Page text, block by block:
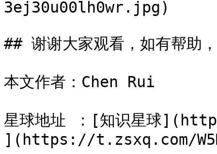
3ej30u00lh0wr.jpg)
## 谢谢大家观看，如有帮助
本文作者：Chen Rui
星球地址 ：[知识星球
](https://t.zsxq.com/